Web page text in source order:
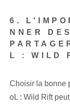
6.
NNER
L : WILD
Choisir la bonne
oL : Wild Rift